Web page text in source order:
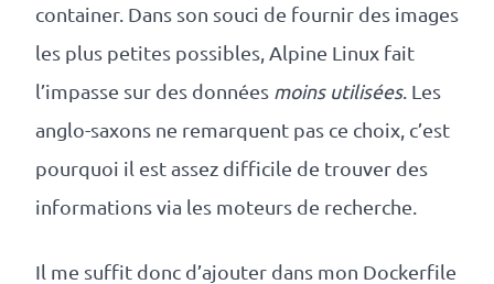
container. Dans son souci de fournir des images
les plus petites possibles, Alpine Linux fait
l’impasse sur des données moins utilisées. Les
anglo-saxons ne remarquent pas ce choix, c’est
pourquoi il est assez difficile de trouver des
informations via les moteurs de recherche.
Il me suffit donc d’ajouter dans mon Dockerfile